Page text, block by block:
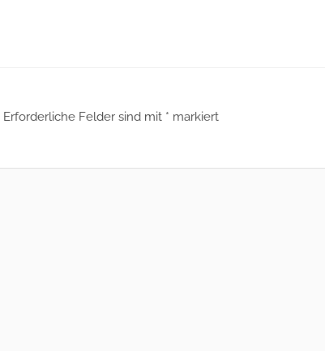
Erforderliche Felder sind mit * markiert